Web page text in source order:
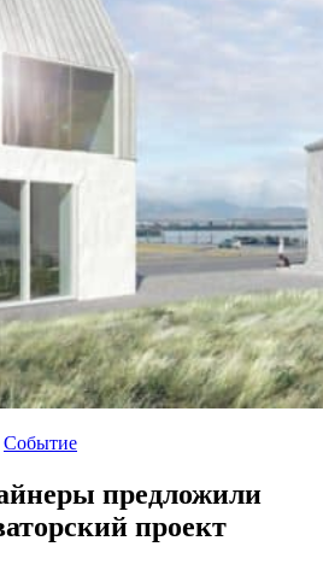
Событие
предложили
проект